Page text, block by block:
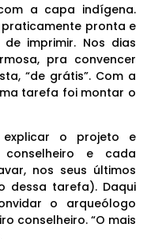
a capa indígena.
pronta e
imprimir. Nos dias
pra convencer
“de grátis”. Com a
tarefa foi montar o
o projeto e
e cada
nos seus últimos
dessa tarefa). Daqui
o arqueólogo
conselheiro. “O mais